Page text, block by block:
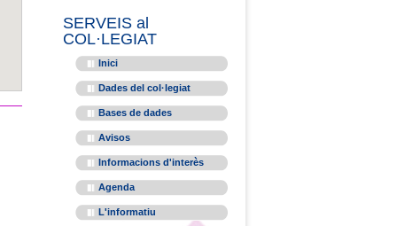
SERVEIS al
COL·LEGIAT
Inici
Dades del col·legiat
Bases de dades
Avisos
Informacions d'interès
Agenda
L'informatiu